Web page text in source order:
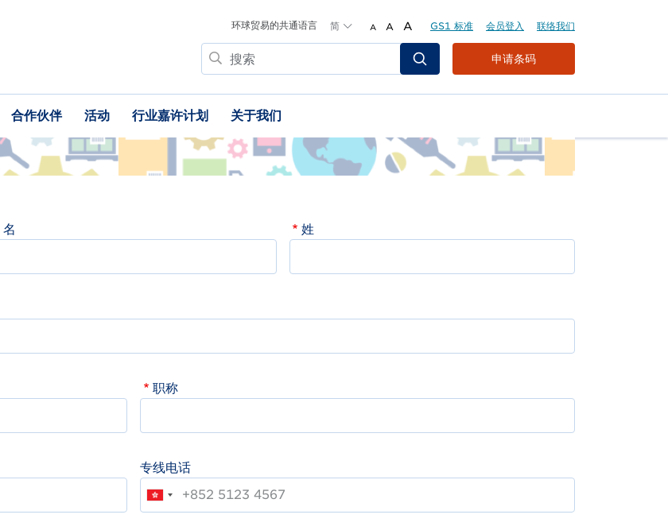
环球贸易的共通语言 简 A A A GS1 标准 会员登入 联络我们
搜
索
Header
Top
Menu
申请条码
合作伙伴 活动 行业嘉许计划 关于我们
名 姓
职称
专线电话